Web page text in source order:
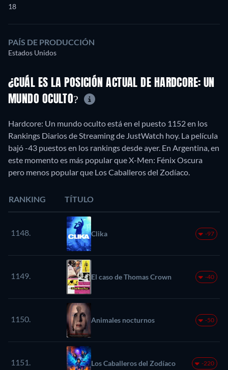
18
PAÍS DE PRODUCCIÓN
Estados Unidos
¿CUÁL ES LA POSICIÓN ACTUAL DE HARDCORE: UN
MUNDO OCULTO?
Hardcore: Un mundo oculto está en el puesto 1152 en los
Rankings Diarios de Streaming de JustWatch hoy. La película
bajó -43 puestos en los rankings desde ayer. En Argentina, en
este momento es más popular que X-Men: Fénix Oscura
pero menos popular que Los Caballeros del Zodíaco.
RANKING TÍTULO
1148. Clika -97
1149. El caso de Thomas Crown -40
1150. Animales nocturnos -50
1151. Los Caballeros del Zodíaco -220